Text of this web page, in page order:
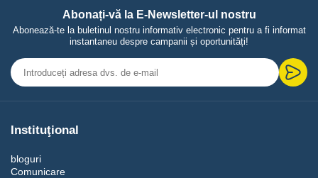
Abonați-vă la E-Newsletter-ul nostru
Abonează-te la buletinul nostru informativ electronic pentru a fi informat
instantaneu despre campanii și oportunități!
Instituţional
bloguri
Comunicare